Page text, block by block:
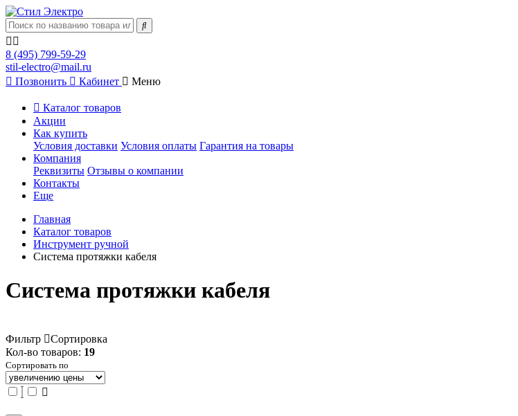
8 (495) 799-59-29
stil-electro@mail.ru
Позвонить
Кабинет Меню
Каталог товаров
Акции
Как купить
Условия доставки Условия оплаты Гарантия на товары
Компания
Реквизиты Отзывы о компании
Контакты
Еще
Главная
Каталог товаров
Инструмент ручной
Система протяжки кабеля
Система протяжки кабеля
Фильтр
Сортировка
Кол-во товаров: 19
Сортировать по